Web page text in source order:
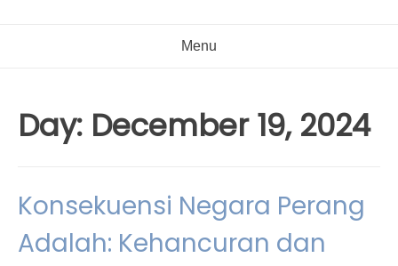
Menu
Day: December 19, 2024
Konsekuensi Negara Perang
Adalah: Kehancuran dan